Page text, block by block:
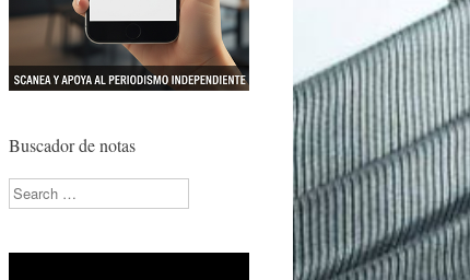
Buscador de notas
Search